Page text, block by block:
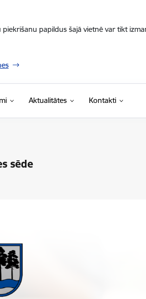
papildus šajā vietnē var tikt
Aktualitātes Kontakti
sēde